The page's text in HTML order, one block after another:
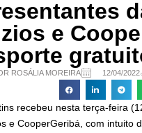
e
ROSÁLIA MOREIRA 12/04/2022
recebeu nesta terça-feira
e CooperGeribá, com intuito